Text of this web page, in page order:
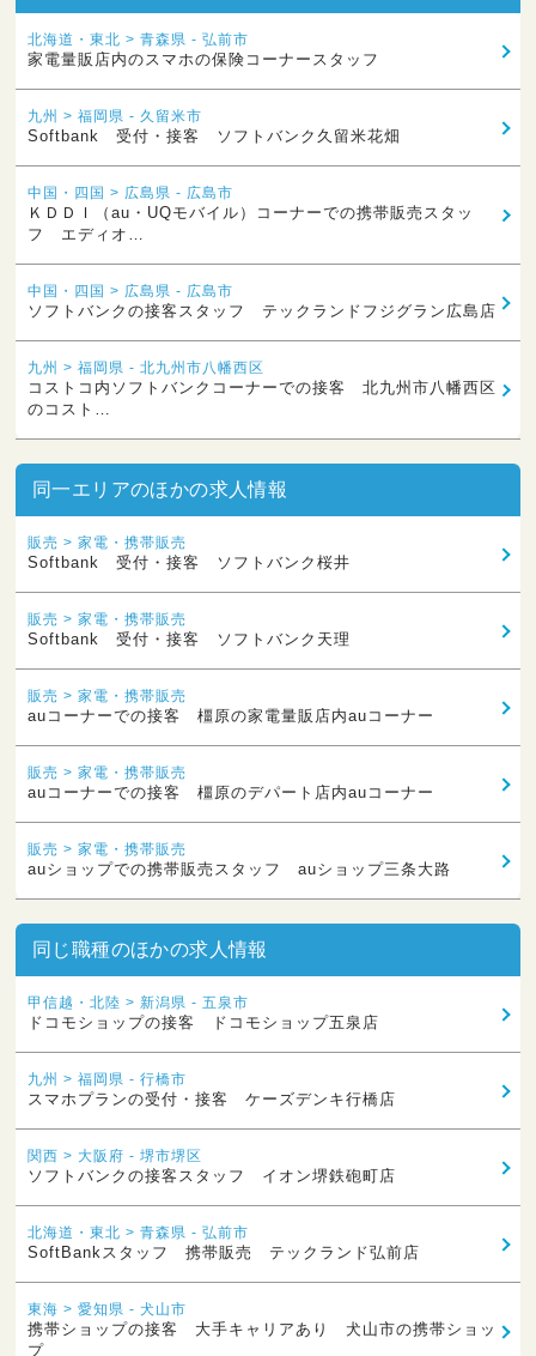
北海道・東北 > 青森県 - 弘前市
家電量販店内のスマホの保険コーナースタッフ
九州 > 福岡県 - 久留米市
Softbank 受付・接客 ソフトバンク久留米花畑
中国・四国 > 広島県 - 広島市
ＫＤＤＩ（au・UQモバイル）コーナーでの携帯販売スタッ
フ エディオ…
中国・四国 > 広島県 - 広島市
ソフトバンクの接客スタッフ テックランドフジグラン広島店
九州 > 福岡県 - 北九州市八幡西区
コストコ内ソフトバンクコーナーでの接客 北九州市八幡西区
のコスト…
同一エリアのほかの求人情報
販売 > 家電・携帯販売
Softbank 受付・接客 ソフトバンク桜井
販売 > 家電・携帯販売
Softbank 受付・接客 ソフトバンク天理
販売 > 家電・携帯販売
auコーナーでの接客 橿原の家電量販店内auコーナー
販売 > 家電・携帯販売
auコーナーでの接客 橿原のデパート店内auコーナー
販売 > 家電・携帯販売
auショップでの携帯販売スタッフ auショップ三条大路
同じ職種のほかの求人情報
甲信越・北陸 > 新潟県 - 五泉市
ドコモショップの接客 ドコモショップ五泉店
九州 > 福岡県 - 行橋市
スマホプランの受付・接客 ケーズデンキ行橋店
関西 > 大阪府 - 堺市堺区
ソフトバンクの接客スタッフ イオン堺鉄砲町店
北海道・東北 > 青森県 - 弘前市
SoftBankスタッフ 携帯販売 テックランド弘前店
東海 > 愛知県 - 犬山市
携帯ショップの接客 大手キャリアあり 犬山市の携帯ショッ
プ